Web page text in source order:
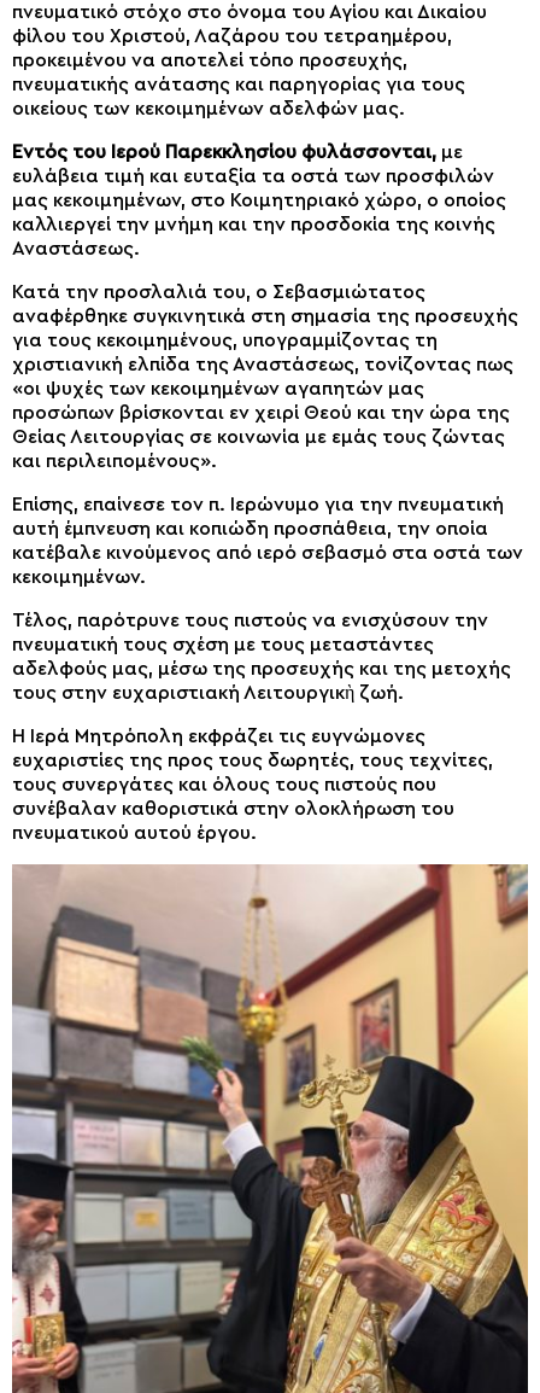
πνευματικό στόχο στο όνομα του Αγίου και Δικαίου
φίλου του Χριστού, Λαζάρου του τετραημέρου,
προκειμένου να αποτελεί τόπο προσευχής,
πνευματικής ανάτασης και παρηγορίας για τους
οικείους των κεκοιμημένων αδελφών μας.
Εντός του Ιερού Παρεκκλησίου φυλάσσονται, με
ευλάβεια τιμή και ευταξία τα οστά των προσφιλών
μας κεκοιμημένων, στο Κοιμητηριακό χώρο, ο οποίος
καλλιεργεί την μνήμη και την προσδοκία της κοινής
Αναστάσεως.
Κατά την προσλαλιά του, ο Σεβασμιώτατος
αναφέρθηκε συγκινητικά στη σημασία της προσευχής
για τους κεκοιμημένους, υπογραμμίζοντας τη
χριστιανική ελπίδα της Αναστάσεως, τονίζοντας πως
«οι ψυχές των κεκοιμημένων αγαπητών μας
προσώπων βρίσκονται εν χειρί Θεού και την ώρα της
Θείας Λειτουργίας σε κοινωνία με εμάς τους ζώντας
και περιλειπομένους».
Επίσης, επαίνεσε τον π. Ιερώνυμο για την πνευματική
αυτή έμπνευση και κοπιώδη προσπάθεια, την οποία
κατέβαλε κινούμενος από ιερό σεβασμό στα οστά των
κεκοιμημένων.
Τέλος, παρότρυνε τους πιστούς να ενισχύσουν την
πνευματική τους σχέση με τους μεταστάντες
αδελφούς μας, μέσω της προσευχής και της μετοχής
τους στην ευχαριστιακή Λειτουργικὴ ζωή.
Η Ιερά Μητρόπολη εκφράζει τις ευγνώμονες
ευχαριστίες της προς τους δωρητές, τους τεχνίτες,
τους συνεργάτες και όλους τους πιστούς που
συνέβαλαν καθοριστικά στην ολοκλήρωση του
πνευματικού αυτού έργου.